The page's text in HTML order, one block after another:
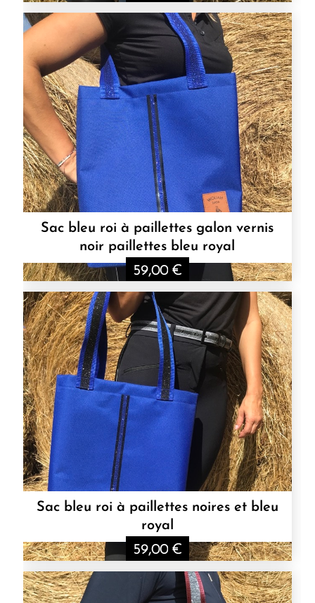
Sac bleu roi à paillettes galon vernis
noir paillettes bleu royal
59,00 €
Sac bleu roi à paillettes noires et bleu
royal
59,00 €